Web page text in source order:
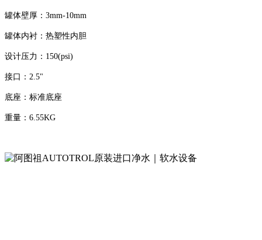
罐体壁厚：3mm-10mm
罐体内衬：热塑性内胆
设计压力：150(psi)
接口：2.5"
底座：标准底座
重量：6.55KG